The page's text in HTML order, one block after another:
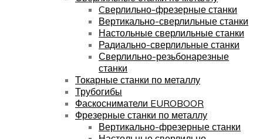
Cверлильно-фрезерные станки
Вертикально-сверлильные станки
Настольные сверлильные станки
Радиально-сверлильные станки
Сверлильно-резьбонарезные
станки
Токарные станки по металлу
Трубогибы
Фаскосниматели EUROBOOR
Фрезерные станки по металлу
Вертикально-фрезерные станки